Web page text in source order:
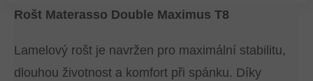
Rošt Materasso Double Maximus T8
Lamelový rošt je navržen pro maximální stabilitu,
dlouhou životnost a komfort při spánku. Díky